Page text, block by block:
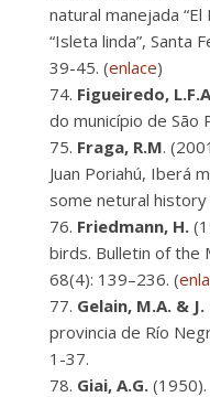
natural manejada
“Isleta linda”, Santa
39-45. (enlace)
Figueiredo,
do município de São
Fraga, R.M.
Juan Poriahú, Iberá
some netural
Friedmann, H.
birds. Bulletin of the
68(4): 139–236. (
Gelain, M.A. &
provincia de Río
1-37.
Giai, A.G.